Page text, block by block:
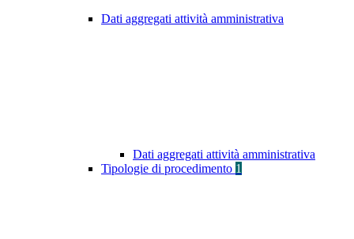
Dati aggregati attività amministrativa
Dati aggregati attività amministrativa
Tipologie di procedimento 1